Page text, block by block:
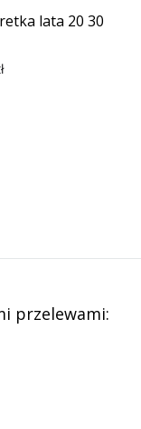
lata 20 30
przelewami: